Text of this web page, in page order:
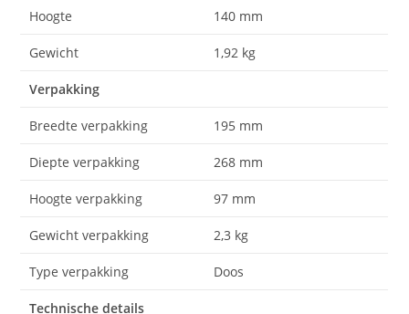
Hoogte 140 mm
Gewicht 1,92 kg
Verpakking
Breedte verpakking 195 mm
Diepte verpakking 268 mm
Hoogte verpakking 97 mm
Gewicht verpakking 2,3 kg
Type verpakking Doos
Technische details